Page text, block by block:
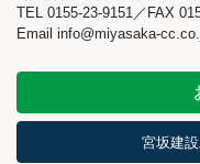
TEL 0155-23-9151／FAX
Email info@miyasaka-
宮坂建